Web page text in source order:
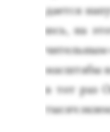
да­ет­ся
юсь, на
мас­шта­бы
в тот раз
ты­сяч